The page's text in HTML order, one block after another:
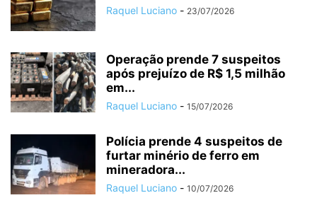
Raquel Luciano - 23/07/2026
Operação prende 7 suspeitos
após prejuízo de R$ 1,5 milhão
em...
Raquel Luciano - 15/07/2026
Polícia prende 4 suspeitos de
furtar minério de ferro em
mineradora...
Raquel Luciano - 10/07/2026